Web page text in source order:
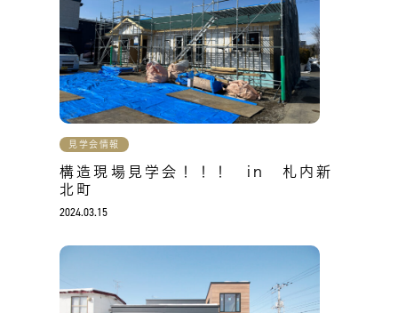
見学会情報
構造現場見学会！！！ in 札内新
北町
2024.03.15